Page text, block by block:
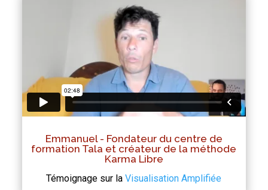
Emmanuel - Fondateur du centre de
formation Tala et créateur de la méthode
Karma Libre
Témoignage sur laVisualisation Amplifiée